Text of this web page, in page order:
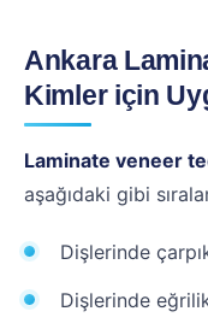
Ankara
Kimler için
Laminate veneer
aşağıdaki gibi
Dişlerinde
Dişlerinde